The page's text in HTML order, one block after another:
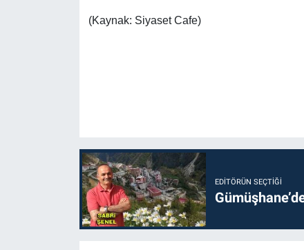
(Kaynak: Siyaset Cafe)
EDITÖRÜN SEÇTIĞI